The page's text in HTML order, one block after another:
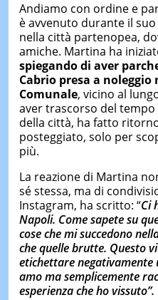
Andiamo con ordine e
è avvenuto durante il
nella città partenopea,
amiche. Martina ha
spiegando di aver
Cabrio presa a noleggio
Comunale, vicino al
aver trascorso del tempo
della città, ha fatto
posteggiato, solo per
più.
La reazione di Martina
sé stessa, ma di
Instagram, ha scritto: “Ci
Napoli. Come sapete su
cose che mi succedono
che quelle brutte. Questo
etichettare negativamente
amo ma semplicemente
esperienza che ho vissuto”.